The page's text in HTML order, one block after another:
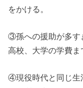
をかける。
③孫への援助が多す
高校、大学の学費ま
④現役時代と同じ生